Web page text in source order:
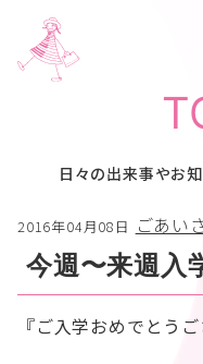
日々の出来事やお
2016年04月08日 ごあい
今週〜来週入
『ご入学おめでとう